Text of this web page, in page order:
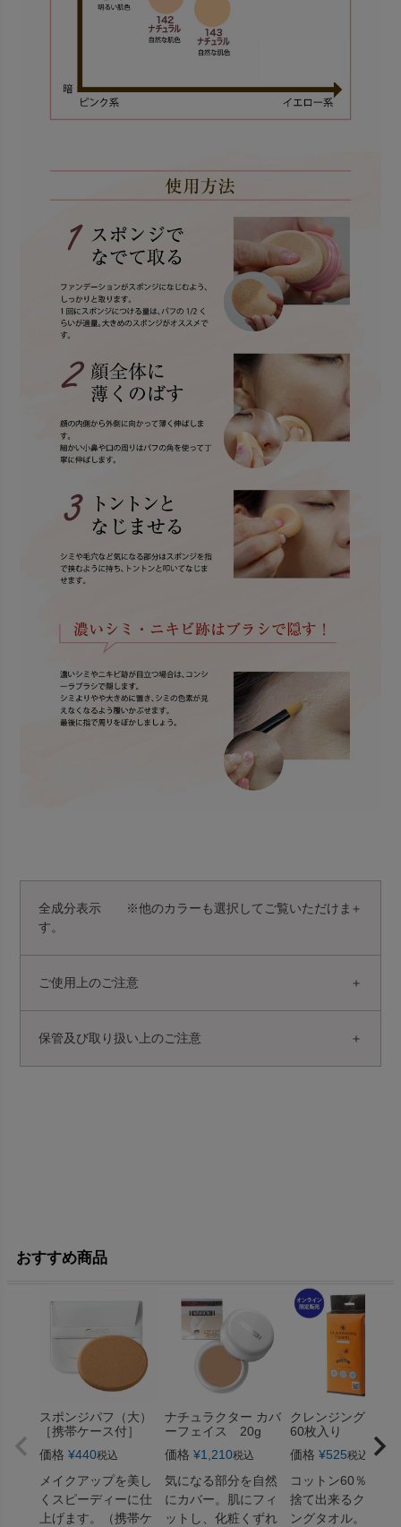
全成分表示 ※他のカラーも選択してご覧いただけま
す。
ご使用上のご注意
保管及び取り扱い上のご注意
おすすめ商品
スポンジパフ（大）
［携帯ケース付］
価格 ¥440税込
メイクアップを美し
くスピーディーに仕
上げます。（携帯ケ
ナチュラクター カバ
ーフェイス 20g
価格 ¥1,210税込
気になる部分を自然
にカバー。肌にフィ
ットし、化粧くずれ
クレンジングタオ
60枚入り
価格 ¥525税込
コットン60％！使
捨て出来るクレン
ングタオル。